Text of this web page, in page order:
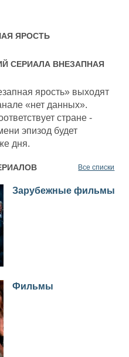
ЯРОСТЬ
СЕРИАЛА ВНЕЗАПНАЯ
ярость» выходят
«нет данных».
стране -
эпизод будет
дня.
Все списки
Зарубежные фильмы
Фильмы